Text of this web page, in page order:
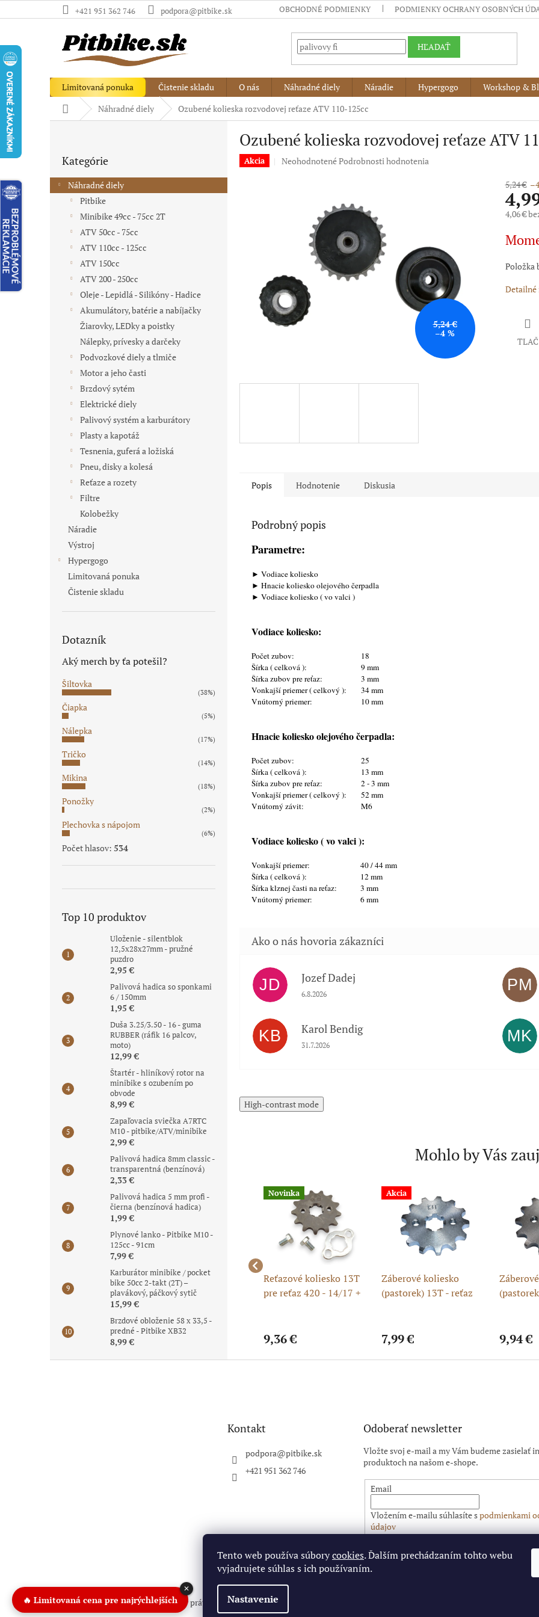
Tento web používa súborycookies. Ďalším prechádzaním tohto webu
vyjadrujete súhlas s ich používaním.
Nastavenie
na
+421 951 362 746 podpora@pitbike.sk OBCHODNÉ PODMIENKY PODMIENKY OCHRANY OSOBNÝCH
HĽADAŤ
Limitovaná ponuka Čistenie skladu O nás Náhradné diely Náradie Hypergogo Workshop &
DomovNáhradné diely Ozubené kolieska rozvodovej reťaze ATV 110-125cc
ý
p
kategórie
Kategórie
Náhradné diely
Pitbike
Minibike 49cc - 75cc 2T
ATV 50cc - 75cc
ATV 110cc - 125cc
ATV 150cc
ATV 200 - 250cc
Oleje - Lepidlá - Silikóny - Hadice
Akumulátory, batérie a nabíjačky
Žiarovky, LEDky a poistky
Nálepky, prívesky a darčeky
Podvozkové diely a tlmiče
Motor a jeho časti
Brzdový sytém
Elektrické diely
Palivový systém a karburátory
Plasty a kapotáž
Tesnenia, guferá a ložiská
Pneu, disky a kolesá
Reťaze a rozety
Filtre
Kolobežky
Náradie
Výstroj
Hypergogo
Limitovaná ponuka
Čistenie skladu
Dotazník
Aký merch by ťa potešil?
Šiltovka
(38%)
Čiapka
(5%)
Nálepka
(17%)
Tričko
(14%)
Mikina
(18%)
Ponožky
(2%)
Plechovka s nápojom
(6%)
Počet hlasov: 534
Top 10 produktov
Uloženie - silentblok
12,5x28x27mm - pružné
puzdro
2,95 €
Palivová hadica so sponkami
6 / 150mm
1,95 €
Duša 3.25/3.50 - 16 - guma
RUBBER (ráfik 16 palcov,
moto)
12,99 €
Štartér - hliníkový rotor na
minibike s ozubením po
obvode
8,99 €
Zapaľovacia sviečka A7RTC
M10 - pitbike/ATV/minibike
2,99 €
Palivová hadica 8mm classic -
transparentná (benzínová)
2,33 €
Palivová hadica 5 mm profi -
čierna (benzínová hadica)
1,99 €
Plynové lanko - Pitbike M10 -
125cc - 91cm
7,99 €
Karburátor minibike / pocket
bike 50cc 2-takt (2T) –
plavákový, páčkový sytič
15,99 €
Brzdové obloženie 58 x 33,5 -
predné - Pitbike XB32
8,99 €
Ozubené kolieska rozvodovej reťaze ATV
Akcia
Priemerné
hviezdičiek.
NeohodnotenéPodrobnosti hodnotenia
5,24 €
–4 %
5,24 €
4,06 €
cena:
Položka
TLAČ
Popis Hodnotenie Diskusia
Podrobný popis
Parametre:
► Vodiace koliesko
► Hnacie koliesko olejového čerpadla
► Vodiace koliesko ( vo valci )
Vodiace koliesko:
Počet zubov:
18
Šírka ( celková ):
9 mm
Šírka zubov pre reťaz:
3 mm
Vonkajší priemer ( celkový ):
34 mm
Vnútorný priemer:
10 mm
Hnacie koliesko olejového čerpadla:
Počet zubov:
25
Šírka ( celková ):
13 mm
Šírka zubov pre reťaz:
2 - 3 mm
Vonkajší priemer ( celkový ):
52 mm
Vnútorný závit:
M6
Vodiace koliesko ( vo valci ):
Vonkajší priemer:
40 / 44 mm
Šírka ( celková ):
12 mm
Šírka klznej časti na reťaz:
3 mm
Vnútorný priemer:
6 mm
JD Jozef Dadej
Hodnotenie obchodu je 5 z 5 hviezdičiek.
6.8.2026
PM
KB Karol Bendig
Hodnotenie obchodu je 5 z 5 hviezdičiek.
31.7.2026
MK
High-contrast mode
Mohlo by Vás
skladom
„pastorek“ 16T 420H
Posledné kusy
skladom
Záberové koliesko
„pastorek“ 17T 420H
7,34 €
Novinka
Reťazové koliesko 13T
pre reťaz 420 - 14/17 +
9,36 €
Akcia
Záberové koliesko
(pastorek) 13T - reťaz
7,99 € 9,94 €
Kontakt
podpora@pitbike.sk
+421 951 362 746
Odoberať newsletter
Vložte svoj e-mail a my Vám budeme zasielať
produktoch na našom e-shope.
Email
Vložením e-mailu súhlasíte spodmienkami
údajov
PRIHLÁSIŤ SA
Copyright 2026 Pitbike.sk. Všetky práva vyhradené.
🔥 Limitovaná cena pre najrýchlejších
✕